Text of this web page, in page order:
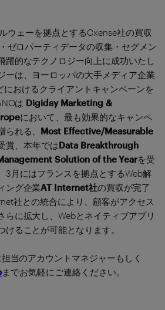
ウェーを拠点とするCxense社の買収
ゼロパーティデータの収集・セグメン
躍的なテクノロジー向上に成功いたし
ーは、ヨーロッパの大手メディア企業
におけるクライアントキャンペーンを
は Digiday Marketing &
において、最も効果的なキャンペ
れる、 Most Effective/Measurable
賞、本年ではData Breakthrough
Solution of the Yearを受
3月にはフランスを拠点とするWeb解
ング企業AT Internet社の買収が完了
社との統合により、顧客がアクセス
らに拡大し、Webとネイティブアプリ
ることが可能となります。
当のアカウントマネジャーもしく
までお気軽にご連絡ください。